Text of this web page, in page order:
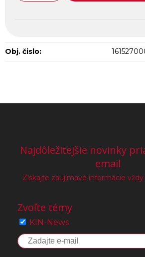
Obj. čislo:
Najdôležitejšie novinky
email
Získajte zaujímavé informácie
Zvoľte témy
KIN-News